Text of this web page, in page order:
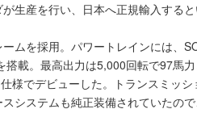
生産を行い、日本へ正規輸入する
ムを採用。パワートレインには、
載。最高出力は5,000回転で97馬
様でデビューした。トランスミッシ
システムも純正装備されていたの